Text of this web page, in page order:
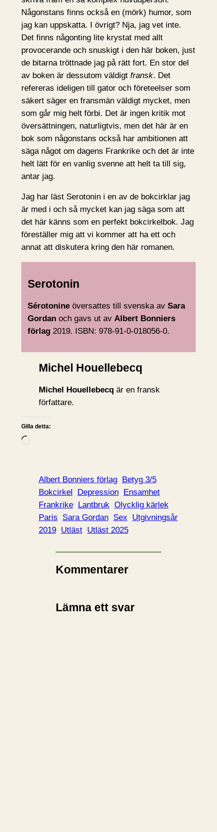
Någonstans finns också en (mörk) humor, som
jag kan uppskatta. I övrigt? Nja, jag vet inte.
Det finns någonting lite krystat med allt
provocerande och snuskigt i den här boken, just
de bitarna tröttnade jag på rätt fort. En stor del
av boken är dessutom väldigt fransk. Det
refereras ideligen till gator och företeelser som
säkert säger en fransmän väldigt mycket, men
som går mig helt förbi. Det är ingen kritik mot
översättningen, naturligtvis, men det här är en
bok som någonstans också har ambitionen att
säga något om dagens Frankrike och det är inte
helt lätt för en vanlig svenne att helt ta till sig,
antar jag.
Jag har läst Serotonin i en av de bokcirklar jag
är med i och så mycket kan jag säga som att
det här känns som en perfekt bokcirkelbok. Jag
föreställer mig att vi kommer att ha ett och
annat att diskutera kring den här romanen.
Serotonin
Sérotonine översattes till svenska avSara
Gordan och gavs ut avAlbert Bonniers
förlag 2019. ISBN: 978-91-0-018056-0.
Michel Houellebecq
Michel Houellebecqär en fransk
författare.
Gilla detta:
L
Albert Bonniers förlag Betyg 3/5
Bokcirkel
Depression Ensamhet
Frankrike Lantbruk Olycklig kärlek
Paris
Sara Gordan Sex
Utgivningsår
2019 Utläst Utläst 2025
Kommentarer
Lämna ett svar